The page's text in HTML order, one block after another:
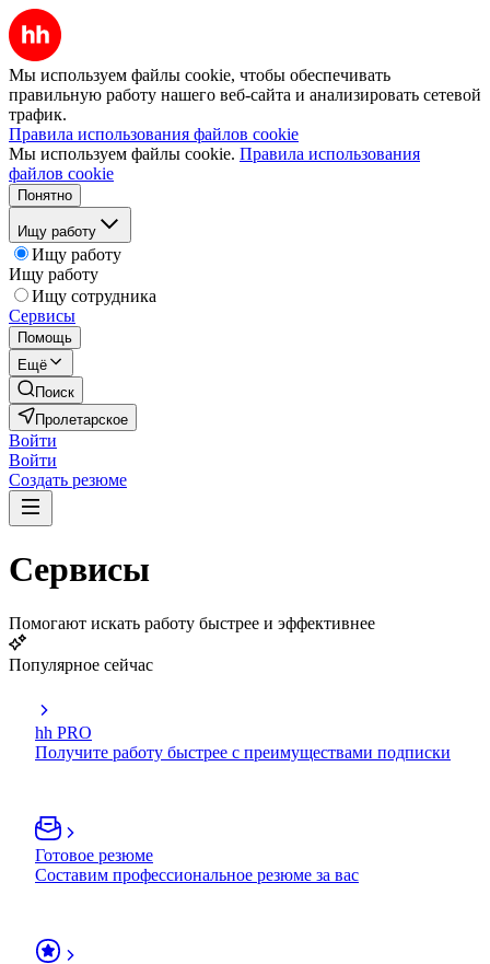
Мы используем файлы cookie, чтобы обеспечивать
правильную работу нашего веб-сайта и анализировать сетевой
трафик.
Правила использования файлов cookie
Мы используем файлы cookie. Правила использования
файлов cookie
Понятно
Ищу работу
Ищу работу
Ищу работу
Ищу сотрудника
Сервисы
Помощь
Ещё
Поиск
Пролетарское
Войти
Войти
Создать резюме
Сервисы
Помогают искать работу быстрее и эффективнее
Популярное сейчас
hh PRO
Получите работу быстрее с преимуществами подписки
Готовое резюме
Составим профессиональное резюме за вас